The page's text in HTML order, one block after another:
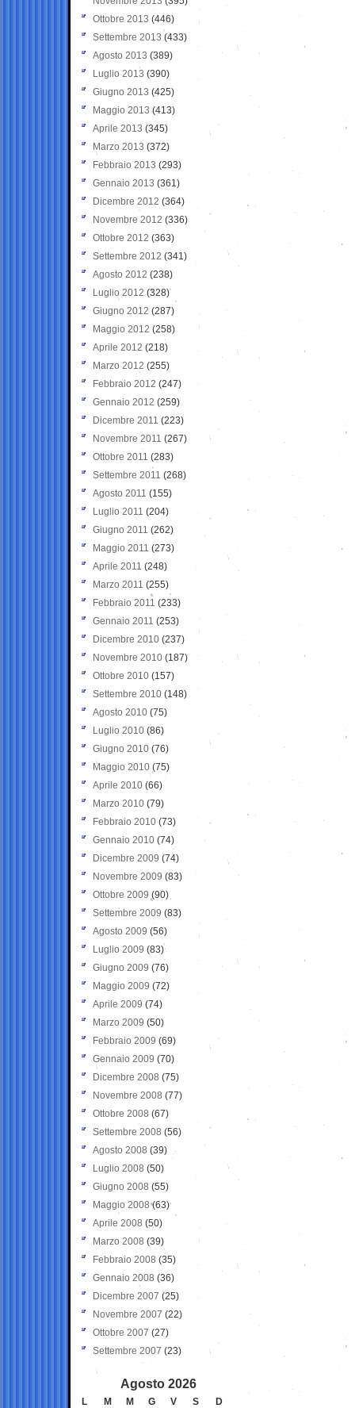
Ottobre 2013 (446)
Settembre 2013 (433)
Agosto 2013 (389)
Luglio 2013 (390)
Giugno 2013 (425)
Maggio 2013 (413)
Aprile 2013 (345)
Marzo 2013 (372)
Febbraio 2013 (293)
Gennaio 2013 (361)
Dicembre 2012 (364)
Novembre 2012 (336)
Ottobre 2012 (363)
Settembre 2012 (341)
Agosto 2012 (238)
Luglio 2012 (328)
Giugno 2012 (287)
Maggio 2012 (258)
Aprile 2012 (218)
Marzo 2012 (255)
Febbraio 2012 (247)
Gennaio 2012 (259)
Dicembre 2011 (223)
Novembre 2011 (267)
Ottobre 2011 (283)
Settembre 2011 (268)
Agosto 2011 (155)
Luglio 2011 (204)
Giugno 2011 (262)
Maggio 2011 (273)
Aprile 2011 (248)
Marzo 2011 (255)
Febbraio 2011 (233)
Gennaio 2011 (253)
Dicembre 2010 (237)
Novembre 2010 (187)
Ottobre 2010 (157)
Settembre 2010 (148)
Agosto 2010 (75)
Luglio 2010 (86)
Giugno 2010 (76)
Maggio 2010 (75)
Aprile 2010 (66)
Marzo 2010 (79)
Febbraio 2010 (73)
Gennaio 2010 (74)
Dicembre 2009 (74)
Novembre 2009 (83)
Ottobre 2009 (90)
Settembre 2009 (83)
Agosto 2009 (56)
Luglio 2009 (83)
Giugno 2009 (76)
Maggio 2009 (72)
Aprile 2009 (74)
Marzo 2009 (50)
Febbraio 2009 (69)
Gennaio 2009 (70)
Dicembre 2008 (75)
Novembre 2008 (77)
Ottobre 2008 (67)
Settembre 2008 (56)
Agosto 2008 (39)
Luglio 2008 (50)
Giugno 2008 (55)
Maggio 2008(63)
Aprile 2008 (50)
Marzo 2008 (39)
Febbraio 2008 (35)
Gennaio 2008 (36)
Dicembre 2007 (25)
Novembre 2007 (22)
Ottobre 2007 (27)
Settembre 2007 (23)
Agosto 2026
L M M G V S
D